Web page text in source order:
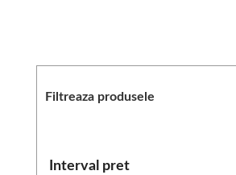
Filtreaza produsele
Interval pret